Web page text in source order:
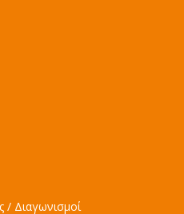
/ Διαγωνισμοί